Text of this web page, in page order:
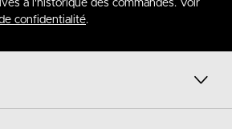
à l'historique des commandes. Voir
confidentialité.